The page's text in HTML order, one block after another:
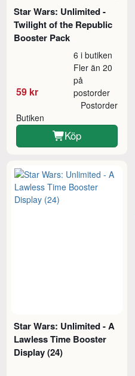
Star Wars: Unlimited -
Twilight of the Republic
Booster Pack
59 kr
6 i butiken
Fler än 20
på
postorder
Butiken
Postorder
Köp
Star Wars: Unlimited - A
Lawless Time Booster
Display (24)